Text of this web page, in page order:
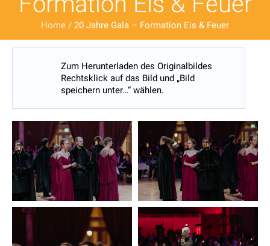
Home / 20 Jahre Gala – Formation Eis & Feuer
Zum Herunterladen des Originalbildes
Rechtsklick auf das Bild und „Bild
speichern unter…“ wählen.